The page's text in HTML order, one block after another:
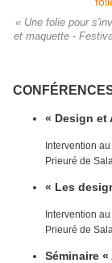
« Une folie pour
et maquette -
« Design et
Intervention
Prieuré de
« Les
Intervention
Prieuré de
Séminaire